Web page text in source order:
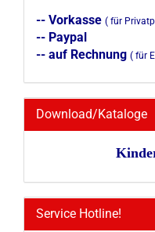
-- Vorkasse ( für
-- Paypal
-- auf Rechnung ( für
Download/Kataloge
Service Hotline!